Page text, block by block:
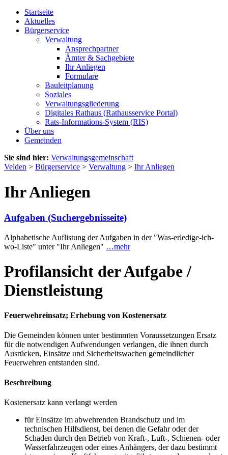
Startseite
Aktuelles
Bürgerservice
Verwaltung
Ansprechpartner
Ämter & Sachgebiete
Ihr Anliegen
Formulare
Bauleitplanung
Soziales
Verwaltungsgliederung
Digitales Rathaus (Rathausservice Portal)
Rats-Informations-System (RIS)
Über uns
Gemeinden
Sie sind hier: Verwaltungsgemeinschaft
Velden > Bürgerservice > Verwaltung > Ihr Anliegen
Ihr Anliegen
Aufgaben (Suchergebnisseite)
Alphabetische Auflistung der Aufgaben in der "Was-erledige-ich-
wo-Liste" unter "Ihr Anliegen" …mehr
Profilansicht der Aufgabe /
Dienstleistung
Feuerwehreinsatz; Erhebung von Kostenersatz
Die Gemeinden können unter bestimmten Voraussetzungen Ersatz
für die notwendigen Aufwendungen verlangen, die ihnen durch
Ausrücken, Einsätze und Sicherheitswachen gemeindlicher
Feuerwehren entstanden sind.
Beschreibung
Kostenersatz kann verlangt werden
für Einsätze im abwehrenden Brandschutz und im
technischen Hilfsdienst, bei denen die Gefahr oder der
Schaden durch den Betrieb von Kraft-, Luft-, Schienen- oder
Wasserfahrzeugen oder eines Anhängers, der dazu bestimmt